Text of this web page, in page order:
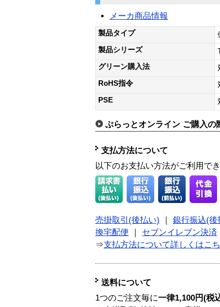
メーカ商品情報
製品タイプ
製品シリーズ
グリーン購入法
RoHS指令
PSE
ぷらっとオンライン ご購入の
支払方法について
以下のお支払い方法がご利用で
売掛取引(後払い) ｜ 銀行振込(後
換宅配便 ｜ セブンイレブン決済
⇒支払方法について詳しくはこ
送料について
1つのご注文毎に一律1,100円(税